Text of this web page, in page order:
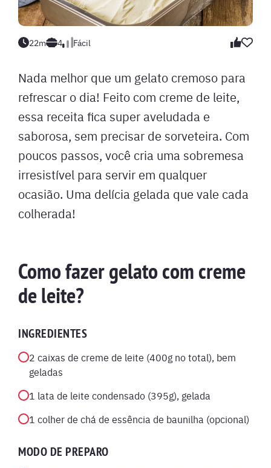
22m 4 Fácil
Nada melhor que um gelato cremoso para
refrescar o dia! Feito com creme de leite,
essa receita fica super aveludada e
saborosa, sem precisar de sorveteira. Com
poucos passos, você cria uma sobremesa
irresistível para servir em qualquer
ocasião. Uma delícia gelada que vale cada
colherada!
Como fazer gelato com creme
de leite?
INGREDIENTES
2 caixas de creme de leite (400g no total), bem
geladas
1 lata de leite condensado (395g), gelada
1 colher de chá de essência de baunilha (opcional)
MODO DE PREPARO